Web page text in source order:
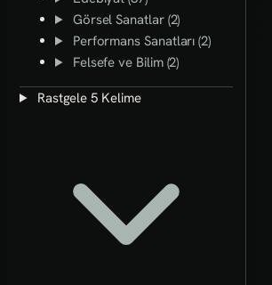
Görsel Sanatlar (2)
Performans Sanatları (2)
Felsefe ve Bilim (2)
Rastgele 5 Kelime